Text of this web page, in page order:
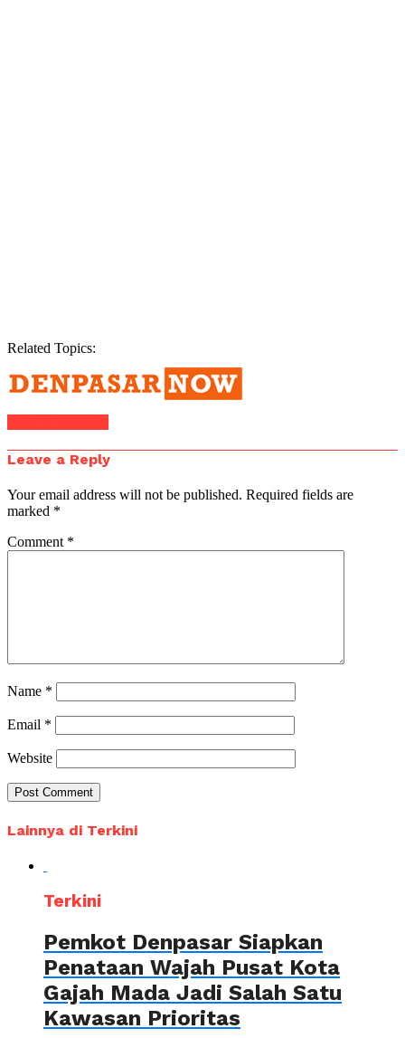
Related Topics:
Leave a Reply
Your email address will not be published. Required fields are
marked *
Comment *
Name *
Email *
Website
Lainnya di Terkini
Terkini
Pemkot Denpasar Siapkan
Penataan Wajah Pusat Kota
Gajah Mada Jadi Salah Satu
Kawasan Prioritas